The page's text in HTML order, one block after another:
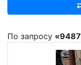
По запросу